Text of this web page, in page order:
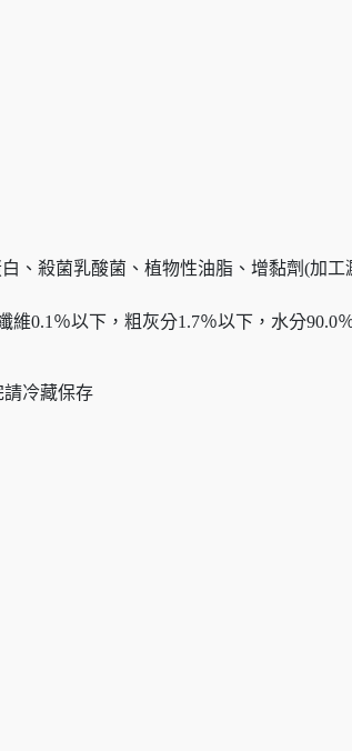
、殺菌乳酸菌、植物性油脂、增黏劑(加
0.1％以下，粗灰分1.7％以下，水分90.0
冷藏保存